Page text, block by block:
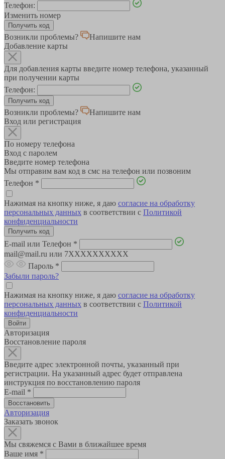
Телефон:
Изменить номер
Возникли проблемы?
Напишите нам
Добавление карты
Для добавления карты введите номер телефона, указанный
при получении карты
Телефон:
Возникли проблемы?
Напишите нам
Вход или регистрация
По номеру телефона
Вход с паролем
Введите номер телефона
Мы отправим вам код в смс на телефон или позвоним
Телефон *
Нажимая на кнопку ниже, я даю согласие на обработку
персональных данных в соответствии с Политикой
конфиденциальности
E-mail или Телефон *
mail@mail.ru или 7XXXXXXXXXX
Пароль *
Забыли пароль?
Нажимая на кнопку ниже, я даю согласие на обработку
персональных данных в соответствии с Политикой
конфиденциальности
Авторизация
Восстановление пароля
Введите адрес электронной почты, указанный при
регистрации. На указанный адрес будет отправлена
инструкция по восстановлению пароля
E-mail *
Авторизация
Заказать звонок
Мы свяжемся с Вами в ближайшее время
Ваше имя *